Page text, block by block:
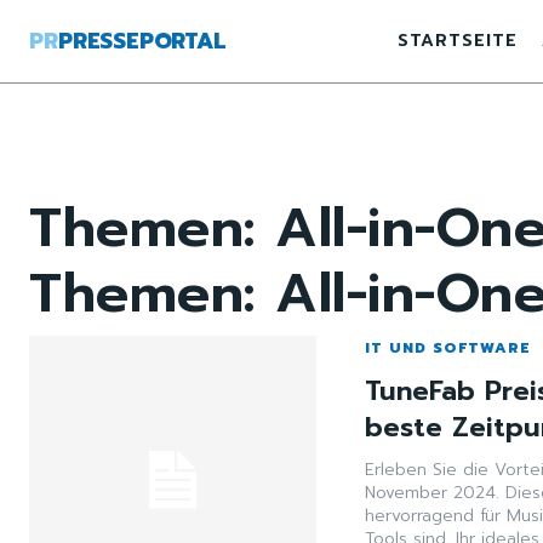
PRPRESSEPORTAL STARTSEITE
Themen: All-in-
Themen: All-in-
IT UND SOFTWARE
TuneFab
beste
Erleben Sie die
November 2024.
hervorragend für